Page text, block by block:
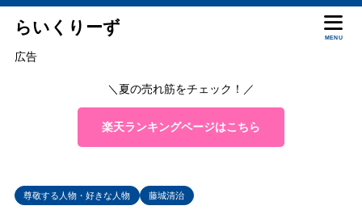
らいくりーず
MENU
広告
＼夏の売れ筋をチェック！／
楽天ランキングページはこちら
尊敬する人物・好きな人物 藤城清治